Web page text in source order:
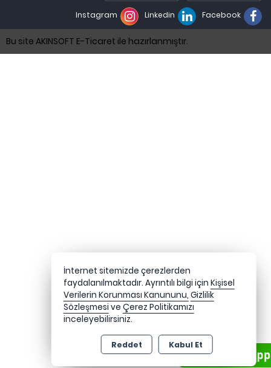
Facebook
Linkedin
Instagram
Bu site AKINSOFT E-Ticaret ile hazırlanmıştır.
İnternet sitemizde çerezlerden
faydalanılmaktadır. Ayrıntılı bilgi için Kişisel
Verilerin Korunması Kanununu, Gizlilik
Sözleşmesi ve Çerez Politikamızı
inceleyebilirsiniz.
Reddet Kabul Et